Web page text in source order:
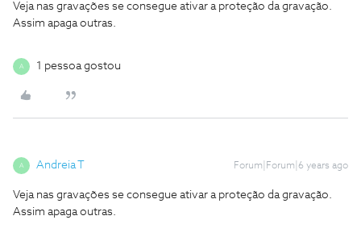
Veja nas gravações se consegue ativar a proteção da gravação.
Assim apaga outras.
A 1 pessoa gostou
A Andreia T Forum|Forum|6 years ago
Veja nas gravações se consegue ativar a proteção da gravação.
Assim apaga outras.